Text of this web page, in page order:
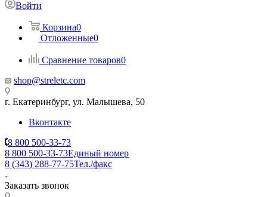
Войти
Корзина0
Отложенные0
Сравнение товаров0
shop@streletc.com
г. Екатеринбург, ул. Малышева, 50
Вконтакте
8 800 500-33-73
8 800 500-33-73Единый номер
8 (343) 288-77-75Тел./факс
Заказать звонок